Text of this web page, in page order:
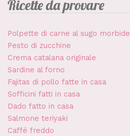
Ricette da provare
Polpette di carne al sugo morbide
Pesto di zucchine
Crema catalana originale
Sardine al forno
Fajitas di pollo fatte in casa
Sofficini fatti in casa
Dado fatto in casa
Salmone teriyaki
Caffé freddo